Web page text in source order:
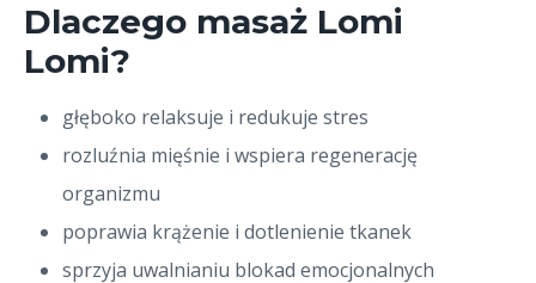
Dlaczego masaż Lomi
Lomi?
głęboko relaksuje i redukuje stres
rozluźnia mięśnie i wspiera regenerację
organizmu
poprawia krążenie i dotlenienie tkanek
sprzyja uwalnianiu blokad emocjonalnych